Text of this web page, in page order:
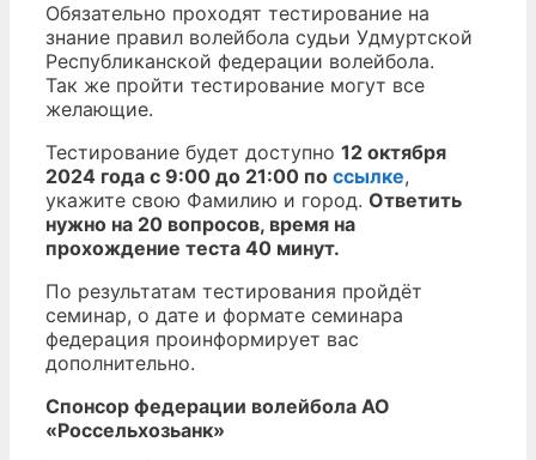
Обязательно проходят тестирование на
знание правил волейбола судьи Удмуртской
Республиканской федерации волейбола.
Так же пройти тестирование могут все
желающие.
Тестирование будет доступно 12 октября
2024 года с 9:00 до 21:00 по ссылке,
укажите свою Фамилию и город. Ответить
нужно на 20 вопросов, время на
прохождение теста 40 минут.
По результатам тестирования пройдёт
семинар, о дате и формате семинара
федерация проинформирует вас
дополнительно.
Спонсор федерации волейбола АО
«Россельхозьанк»